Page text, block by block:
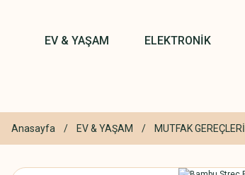
EV & YAŞAM ELEKTRONİK
Anasayfa EV & YAŞAM MUTFAK GEREÇLERİ